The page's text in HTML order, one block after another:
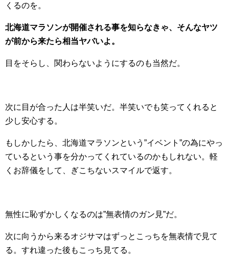
くるのを。
北海道マラソンが開催される事を知らなきゃ、そんなヤツ
が前から来たら相当ヤバいよ。
目をそらし、関わらないようにするのも当然だ。
次に目が合った人は半笑いだ。半笑いでも笑ってくれると
少し安心する。
もしかしたら、北海道マラソンという”イベント”の為にやっ
ているという事を分かってくれているのかもしれない。軽
くお辞儀をして、ぎこちないスマイルで返す。
無性に恥ずかしくなるのは”無表情のガン見”だ。
次に向うから来るオジサマはずっとこっちを無表情で見て
る。すれ違った後もこっち見てる。